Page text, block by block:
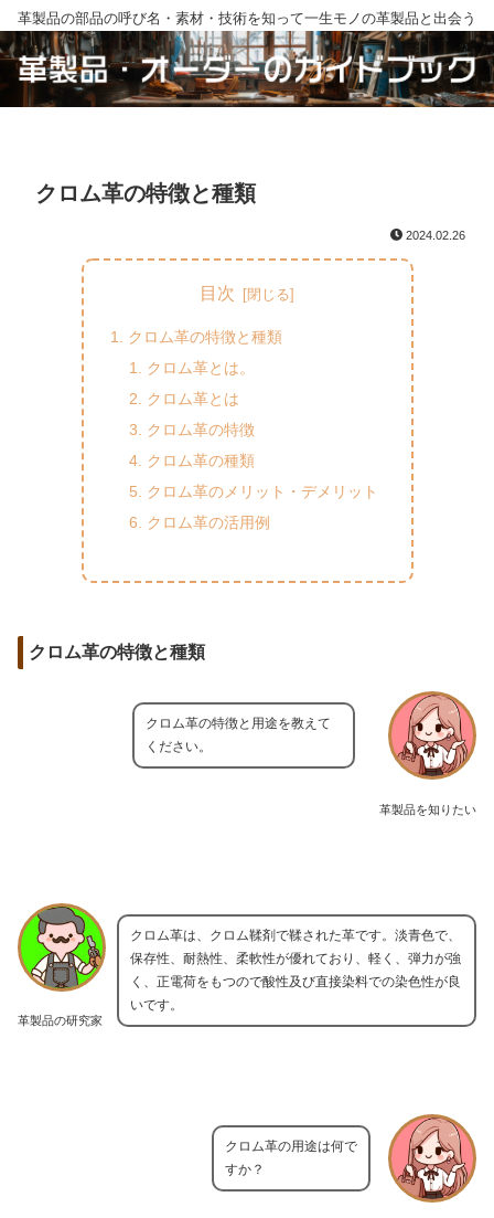
革製品の部品の呼び名・素材・技術を知って一生モノの革製品と出会う
クロム革の特徴と種類
2024.02.26
目次
クロム革の特徴と種類
クロム革とは。
クロム革とは
クロム革の特徴
クロム革の種類
クロム革のメリット・デメリット
クロム革の活用例
クロム革の特徴と種類
革製品を知りたい
クロム革の特徴と用途を教えて
ください。
革製品の研究家
クロム革は、クロム鞣剤で鞣された革です。淡青色で、
保存性、耐熱性、柔軟性が優れており、軽く、弾力が強
く、正電荷をもつので酸性及び直接染料での染色性が良
いです。
クロム革の用途は何で
すか？